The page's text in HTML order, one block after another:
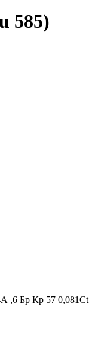
585)
,6 Бр Кр 57 0,081Ct